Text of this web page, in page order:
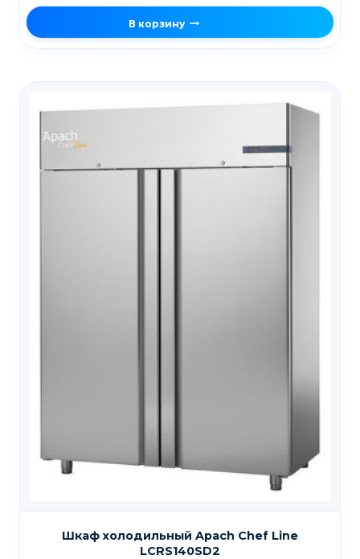
В корзину
Шкаф холодильный Apach Chef Line
LCRS140SD2